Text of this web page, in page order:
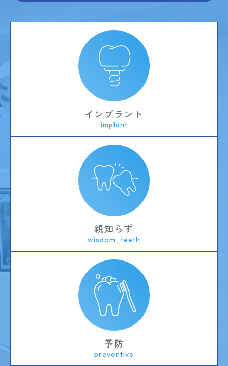
インプラント
implant
親知らず
wisdom_teeth
予防
preventive